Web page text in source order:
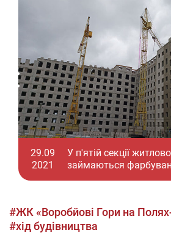
29.09
2021
У п'ятій секції
займаються
#ЖК «Воробйові Гори на
#хід будівництва